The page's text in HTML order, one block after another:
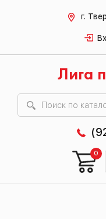
г.
Лига
0